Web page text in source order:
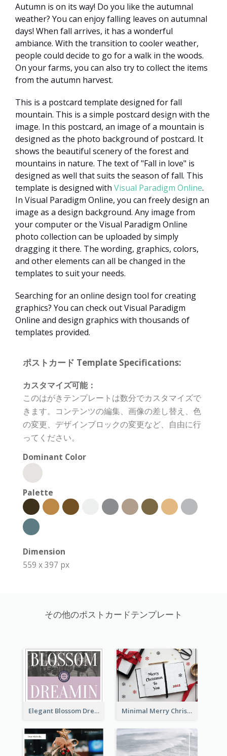
Autumn is on its way! Do you like the autumnal
weather? You can enjoy falling leaves on autumnal
days! When fall arrives, it has a wonderful
ambiance. With the transition to cooler weather,
people could decide to go for a walk in the woods.
On your farms, you can also try to collect the items
from the autumn harvest.
This is a postcard template designed for fall
mountain. This is a simple postcard design with the
image. In this postcard, an image of a mountain is
designed as the photo background of postcard. It
shows the beautiful scenery of the forest and
mountains in nature. The text of "Fall in love" is
designed as well that suits the season of fall. This
template is designed with Visual Paradigm Online.
In Visual Paradigm Online, you can freely design an
image as a design background. Any image from
your computer or the Visual Paradigm Online
photo collection can be uploaded by simply
dragging it there. The wording, graphics, colors,
and other elements can all be changed in the
templates to suit your needs.
Searching for an online design tool for creating
graphics? You can check out Visual Paradigm
Online and design graphics with thousands of
templates provided.
ポストカード Template Specifications:
カスタマイズ可能：
このはがきテンプレートは数分でカスタマイズで
きます。コンテンツの編集、画像の差し替え、色
の変更、デザインブロックの変更など、自由に行
ってください。
Dominant Color
Palette
Dimension
559 x 397 px
その他のポストカードテンプレート
Elegant Blossom Dreamy Design Postcard Minimal Merry Christmas To You Postcard